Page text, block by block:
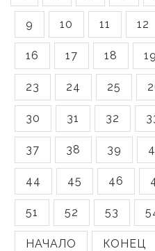
9 10 11 12
16 17 18 19
23 24 25
30 31 32
37 38 39
44 45 46
51 52 53
НАЧАЛО КОНЕЦ